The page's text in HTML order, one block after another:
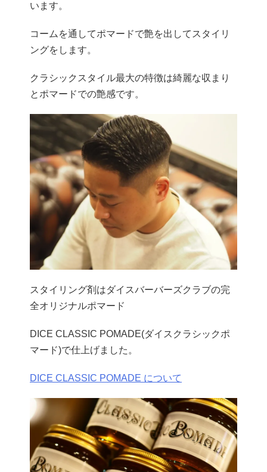
います。
コームを通してポマードで艶を出してスタイリ
ングをします。
クラシックスタイル最大の特徴は綺麗な収まり
とポマードでの艶感です。
スタイリング剤はダイスバーバーズクラブの完
全オリジナルポマード
DICE CLASSIC POMADE(ダイスクラシックポ
マード)で仕上げました。
DICE CLASSIC POMADE について